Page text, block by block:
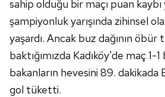
sahip olduğu bir maçı puan kaybı
şampiyonluk yarışında zihinsel
yaşardı. Ancak buz dağının öbür
baktığımızda Kadıköy'de maç 1-
bakanların hevesini 89. dakikada
gol tüketti.